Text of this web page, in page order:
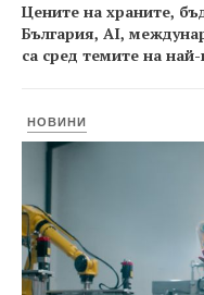
Цените на храните,
България, AI,
са сред темите на
НОВИНИ